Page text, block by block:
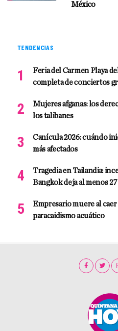
México
TENDENCIAS
Feria del Carmen Playa
completa de conciertos
Mujeres afganas: los
los talibanes
Canícula 2026: cuándo
más afectados
Tragedia en Tailandia:
Bangkok deja al menos
Empresario muere al
paracaidismo acuático